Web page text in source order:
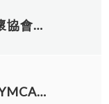
服務工
務績效證
辦法之獎
務時數五
及得獎證
志願服務
社團法人舊鞋救命國際基督關懷協會訂於114年11月01日至02日，在台中市振宇五金總部舉辦「2025舊鞋救命二手物資台中募集」活動，敬請協助公告，並鼓勵貴校師生...
社團法人台中市基督教青年會(YMCA)辦理2026年度寒假國際志工服務學習活動及青年幹部招募，敬請貴校協助公告並推薦優秀學生參與。